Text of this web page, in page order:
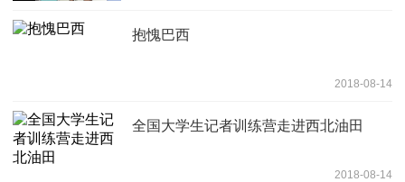
抱愧巴西
2018-08-14
全国大学生记者训练营走进西北油田
2018-08-14